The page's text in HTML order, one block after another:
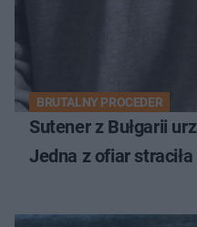
BRUTALNY PROCEDER
Sutener z Bułgarii
Jedna z ofiar